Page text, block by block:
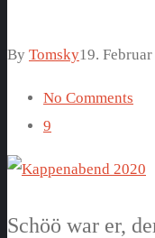
By Tomsky19.
No Comments
9
Schöö war er,